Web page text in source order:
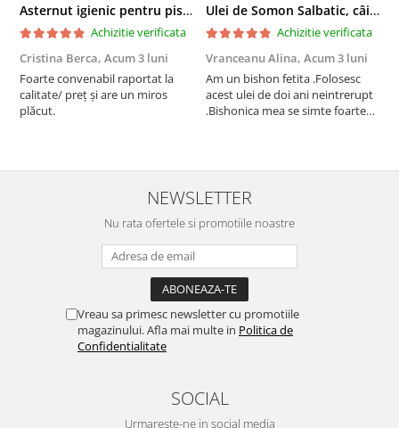
Asternut igienic pentru pisici Tofu Lavanda, Mon Petit 5 l
Achizitie verificata
Cristina Berca, Acum 3 luni
Foarte convenabil raportat la
calitate/ preț și are un miros
plăcut.
Ulei de Somon Salbatic, câini și pisici, piele si blană, BEST4PETS, 1l
Achizitie verificata
Vranceanu Alina, Acum 3 luni
Am un bishon fetita .Folosesc
acest ulei de doi ani neintrerupt
.Bishonica mea se simte foarte
recomand cu mult drag !
NEWSLETTER
Nu rata ofertele si promotiile noastre
Vreau sa primesc newsletter cu promotiile
magazinului. Afla mai multe in Politica de
Confidentialitate
SOCIAL
Urmareste-ne in social media